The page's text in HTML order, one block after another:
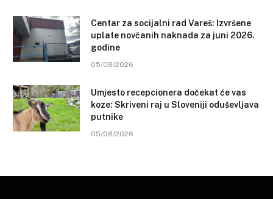
Centar za socijalni rad Vareš: Izvršene
uplate novčanih naknada za juni 2026.
godine
05/08/2026
Umjesto recepcionera dočekat će vas
koze: Skriveni raj u Sloveniji oduševljava
putnike
05/08/2026